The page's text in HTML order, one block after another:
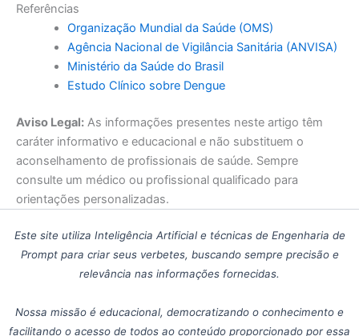
Referências
Organização Mundial da Saúde (OMS)
Agência Nacional de Vigilância Sanitária (ANVISA)
Ministério da Saúde do Brasil
Estudo Clínico sobre Dengue
Aviso Legal: As informações presentes neste artigo têm
caráter informativo e educacional e não substituem o
aconselhamento de profissionais de saúde. Sempre
consulte um médico ou profissional qualificado para
orientações personalizadas.
Este site utiliza Inteligência Artificial e técnicas de Engenharia de
Prompt para criar seus verbetes, buscando sempre precisão e
relevância nas informações fornecidas.
Nossa missão é educacional, democratizando o conhecimento e
facilitando o acesso de todos ao conteúdo proporcionado por essa